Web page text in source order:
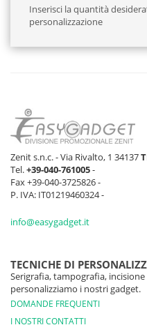
Inserisci la quantità
personalizzazione
Zenit s.n.c. - Via Rivalto, 1 34137
Tel.+39-040-761005-
Fax +39-040-3725826 -
P. IVA: IT01219460324 -
info@easygadget.it
TECNICHE DI
Serigrafia, tampografia,
personalizziamo i nostri gadget.
DOMANDE FREQUENTI
I NOSTRI CONTATTI